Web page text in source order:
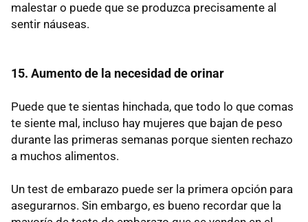
malestar o puede que se produzca precisamente al
sentir náuseas.
15. Aumento de la necesidad de orinar
Puede que te sientas hinchada, que todo lo que comas
te siente mal, incluso hay mujeres que bajan de peso
durante las primeras semanas porque sienten rechazo
a muchos alimentos.
Un test de embarazo puede ser la primera opción para
asegurarnos. Sin embargo, es bueno recordar que la